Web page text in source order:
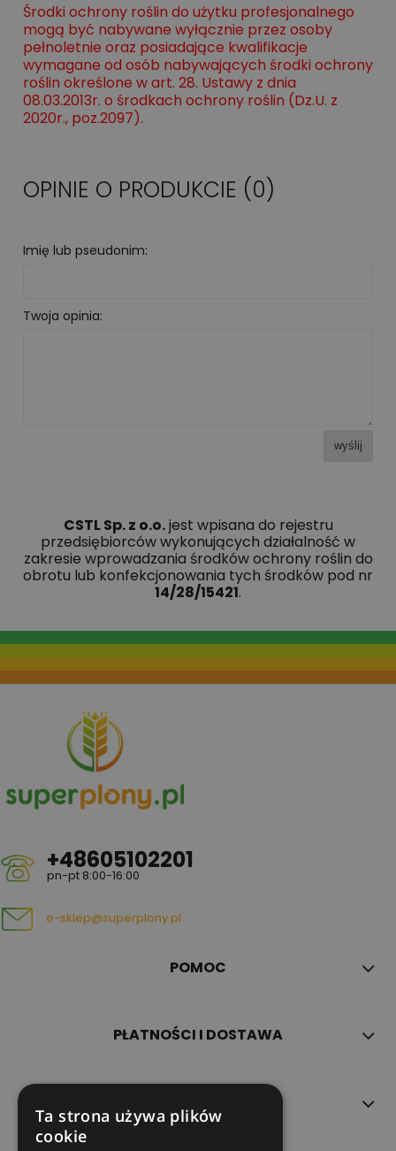
Środki ochrony roślin do użytku profesjonalnego
mogą być nabywane wyłącznie przez osoby
pełnoletnie oraz posiadające kwalifikacje
wymagane od osób nabywających środki ochrony
roślin określone w art. 28. Ustawy z dnia
08.03.2013r. o środkach ochrony roślin (Dz.U. z
2020r., poz.2097).
OPINIE O PRODUKCIE (0)
Imię lub pseudonim:
Twoja opinia:
wyślij
CSTL Sp. z o.o.jest wpisana do rejestru
przedsiębiorców wykonujących działalność w
zakresie wprowadzania środków ochrony roślin do
obrotu lub konfekcjonowania tych środków pod nr
14/28/15421.
+48605102201
pn-pt 8:00-16:00
e-sklep@superplony.pl
POMOC
PŁATNOŚCI I DOSTAWA
Ta strona używa plików
cookie